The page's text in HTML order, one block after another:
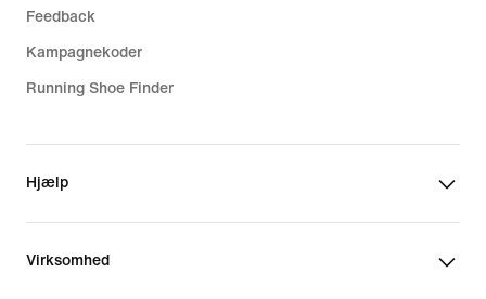
Feedback
Kampagnekoder
Running Shoe Finder
Hjælp
Virksomhed